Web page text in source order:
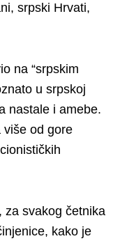
srpski Hrvati,
na “srpskim
u srpskoj
nastale i amebe.
više od gore
za svakog četnika
kako je